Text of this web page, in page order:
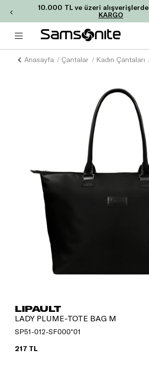
10.000 TL ve üzeri alışverişlerde
KARGO
Anasayfa Çantalar Kadın Çantaları
LIPAULT
LADY PLUME-TOTE BAG M
SP51-012-SF000*01
217 TL